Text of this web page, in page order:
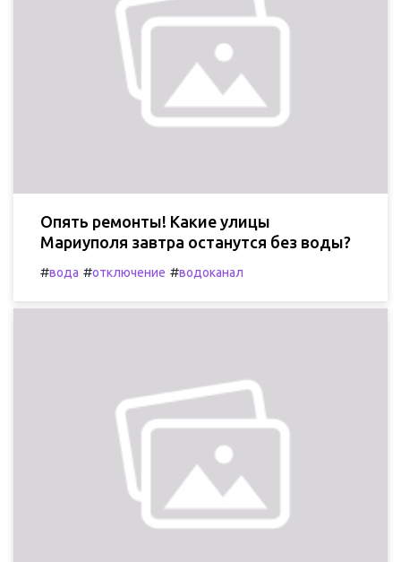
Опять ремонты! Какие улицы
Мариуполя завтра останутся без воды?
#вода #отключение #водоканал